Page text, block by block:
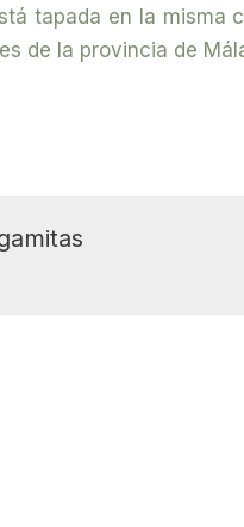
tapada en la misma
de la provincia de